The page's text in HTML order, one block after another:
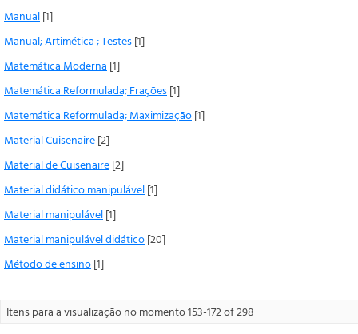
Manual[1]
Manual; Artimética ; Testes[1]
Matemática Moderna [1]
Matemática Reformulada; Frações[1]
Matemática Reformulada; Maximização[1]
Material Cuisenaire[2]
Material de Cuisenaire[2]
Material didático manipulável[1]
Material manipulável[1]
Material manipulável didático[20]
Método de ensino[1]
Itens para a visualização no momento 153-172 of 298